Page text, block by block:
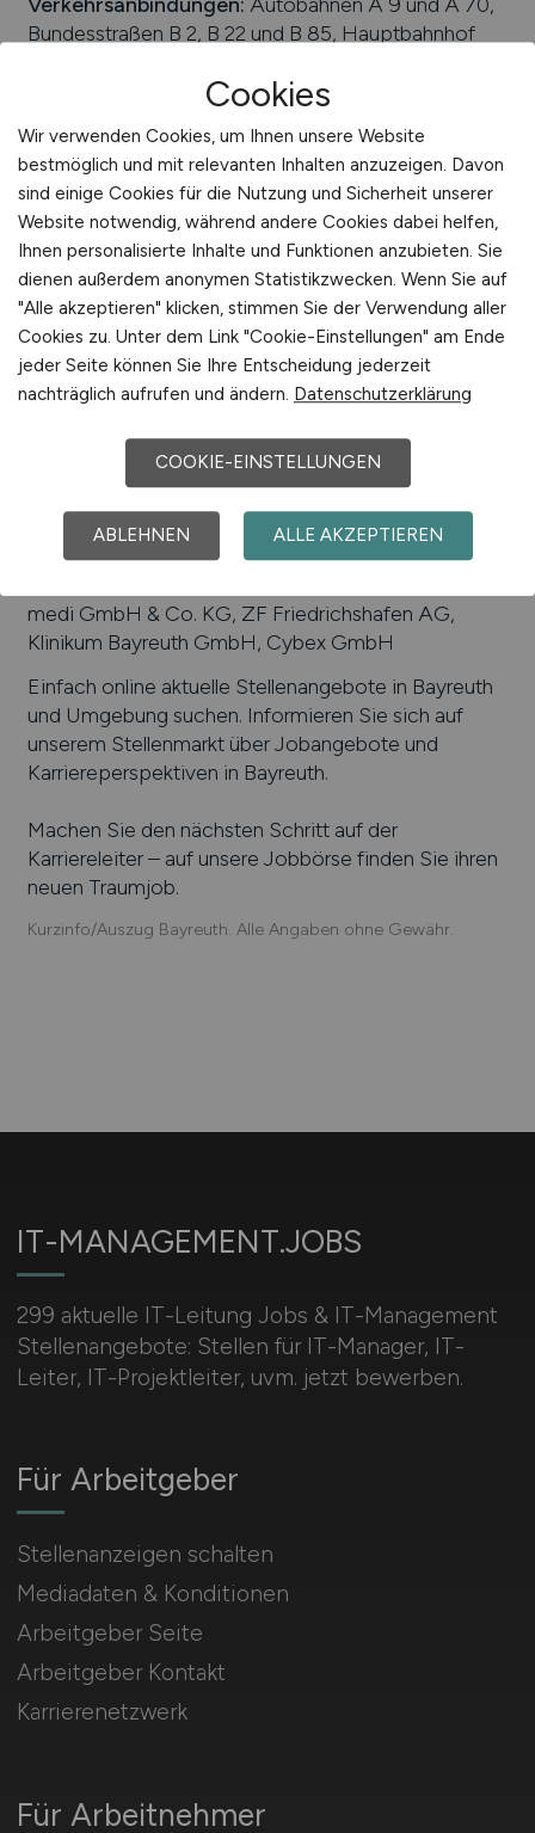
Bundesstraßen B 2, B 22 und B 85, Hauptbahnhof
Arbeiten in der Nähe von
Bayreuth:Emtmannsberg, Seybothenreuth,
Mistelbach, Bayern, Hummeltal, Heinersreuth,
Gesees, Haag, Eckersdorf, Oberfranken,
Weidenberg, Bindlach
Universitäten/Hochschulen:Universität Bayreuth
Beliebte Jobs in
Bayreuth/Branchen:Gesundheitswesen,
Elektrotechnik, Logistik, Tourismus, Kultur- und
Kreativwirtschaft
Beliebte Arbeitgeber inBayreuth, die attraktive
Jobangebote bieten:Zapf GmbH, W. Markgraf
(Germany) GmbH, Universität Bayreuth, TenneT
TSO GmbH, Motor-Nützel GmbH, Steiner-Optik
medi GmbH & Co. KG, ZF Friedrichshafen AG,
Klinikum Bayreuth GmbH, Cybex GmbH
Einfach online aktuelle Stellenangebote in Bayreuth
und Umgebung suchen. Informieren Sie sich auf
unserem Stellenmarkt über Jobangebote und
Karriereperspektiven in Bayreuth.
Machen Sie den nächsten Schritt auf der
Karriereleiter – auf unsere Jobbörse finden Sie ihren
neuen Traumjob.
Kurzinfo/Auszug Bayreuth. Alle Angaben ohne Gewähr.
IT-MANAGEMENT.JOBS
299 aktuelle IT-Leitung Jobs & IT-Management
Stellenangebote: Stellen für IT-Manager, IT-
Leiter, IT-Projektleiter, uvm. jetzt bewerben.
Für Arbeitnehmer
Für Arbeitgeber
Stellenanzeigen schalten
Mediadaten & Konditionen
Arbeitgeber Seite
Arbeitgeber Kontakt
Karrierenetzwerk
Cookies
Wir verwenden Cookies, um Ihnen unsere Website
bestmöglich und mit relevanten Inhalten anzuzeigen. Davon
sind einige Cookies für die Nutzung und Sicherheit unserer
Website notwendig, während andere Cookies dabei helfen,
Ihnen personalisierte Inhalte und Funktionen anzubieten. Sie
dienen außerdem anonymen Statistikzwecken. Wenn Sie auf
"Alle akzeptieren" klicken, stimmen Sie der Verwendung aller
Cookies zu. Unter dem Link "Cookie-Einstellungen" am Ende
jeder Seite können Sie Ihre Entscheidung jederzeit
nachträglich aufrufen und ändern. Datenschutzerklärung
COOKIE-EINSTELLUNGEN
ABLEHNEN ALLE AKZEPTIEREN